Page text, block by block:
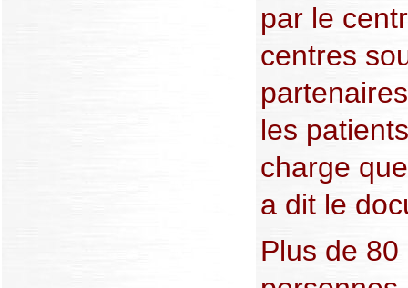
par le
centres
les
charge
a dit le
Plus de